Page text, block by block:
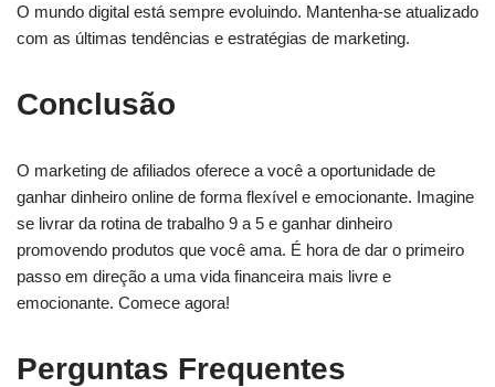
O mundo digital está sempre evoluindo. Mantenha-se atualizado
com as últimas tendências e estratégias de marketing.
Conclusão
O marketing de afiliados oferece a você a oportunidade de
ganhar dinheiro online de forma flexível e emocionante. Imagine
se livrar da rotina de trabalho 9 a 5 e ganhar dinheiro
promovendo produtos que você ama. É hora de dar o primeiro
passo em direção a uma vida financeira mais livre e
emocionante. Comece agora!
Perguntas Frequentes